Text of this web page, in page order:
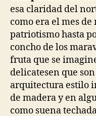
esa claridad del
como era el mes
patriotismo hasta
concho de los
fruta que se
delicatesen que
arquitectura estilo
de madera y en
como suena